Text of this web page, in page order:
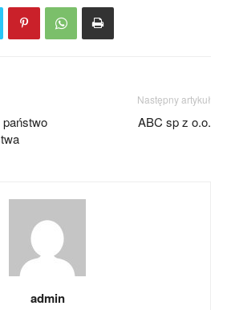
Następny artykuł
ABC sp z o.o.
admin